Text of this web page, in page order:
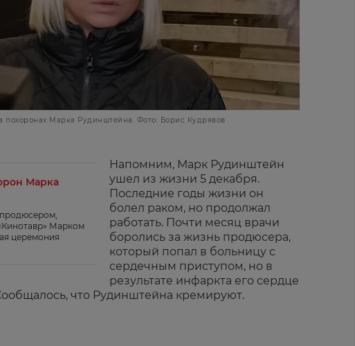
похоронах Марка Рудинштейна. Фото: Борис Кудрявов
Марка
Марком
церемония
Напомним, Марк Рудинштейн
ушел из жизни 5 декабря.
Последние годы жизни он
болел раком, но продолжал
работать. Почти месяц врачи
боролись за жизнь продюсера,
который попал в больницу с
сердечным приступом, но в
результате инфаркта его сердце
что Рудинштейна кремируют.